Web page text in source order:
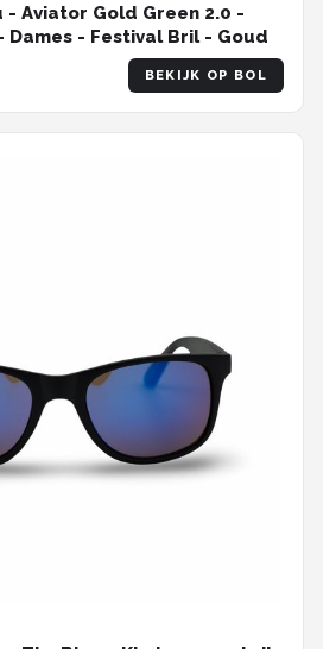
Aviator Gold Green 2.0 -
Dames - Festival Bril - Goud
BEKIJK OP BOL